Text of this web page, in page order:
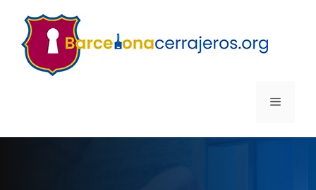
contenido
MENÚ